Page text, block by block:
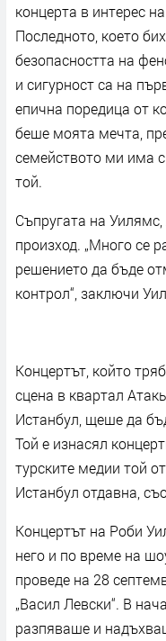
концерта в интерес
Последното, което
безопасността на
и сигурност са на
епична поредица от
беше моята мечта,
семейството ми има
той.
Съпругата на
произход. „Много се
решението да бъде
контрол“, заключи
Концертът, който
сцена в квартал
Истанбул, щеше да
Той е изнасял
турските медии той
Истанбул отдавна,
Концертът на Роби
него и по време на
проведе на 28
„Васил Левски“. В
разпяваше и